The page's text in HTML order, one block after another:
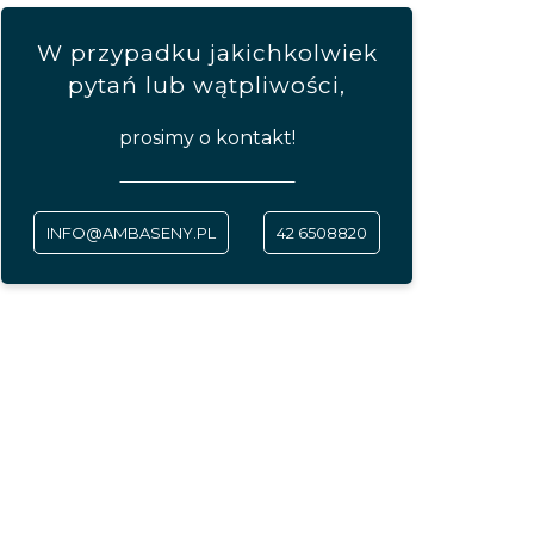
W przypadku jakichkolwiek
pytań lub wątpliwości,
prosimy o kontakt!
INFO@AMBASENY.PL 42 6508820